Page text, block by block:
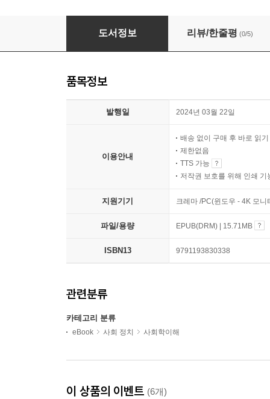
왜 의대 정원이 늘면 응급실 의사가 줄어들까
도서정보 리뷰/한줄평 (0/5)
품목정보
발행일 2024년 03월 22일
이용안내
배송 없이 구매 후 바로 읽기
제한없음
TTS 가능
저작권 보호를 위해 인쇄 기
지원기기 크레마 /PC(윈도우 - 4K 모
파일/용량 EPUB(DRM) | 15.71MB
ISBN13 9791193830338
관련분류
카테고리 분류
eBook 사회 정치 사회학이해
이 상품의 이벤트 (6개)